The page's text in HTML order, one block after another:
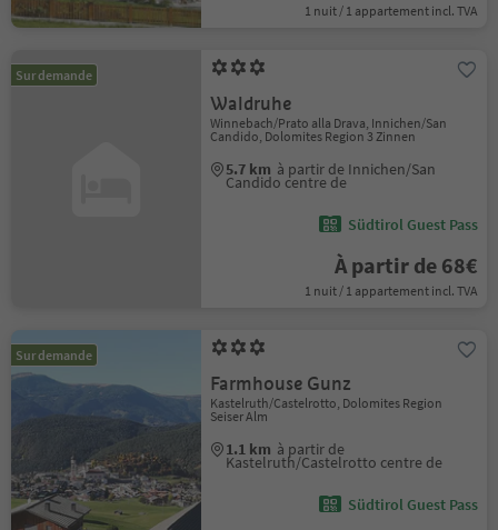
1 nuit / 1 appartement incl. TVA
Sur demande
Waldruhe
Winnebach/Prato alla Drava, Innichen/San
Candido, Dolomites Region 3 Zinnen
5.7 km à partir de Innichen/San
Candido centre de
Südtirol Guest Pass
À partir de 68€
1 nuit / 1 appartement incl. TVA
Sur demande
Farmhouse Gunz
Kastelruth/Castelrotto, Dolomites Region
Seiser Alm
1.1 km à partir de
Kastelruth/Castelrotto centre de
Südtirol Guest Pass